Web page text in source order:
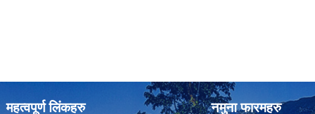
महत्वपूर्ण लिंकहरु नमुना फारमहरु